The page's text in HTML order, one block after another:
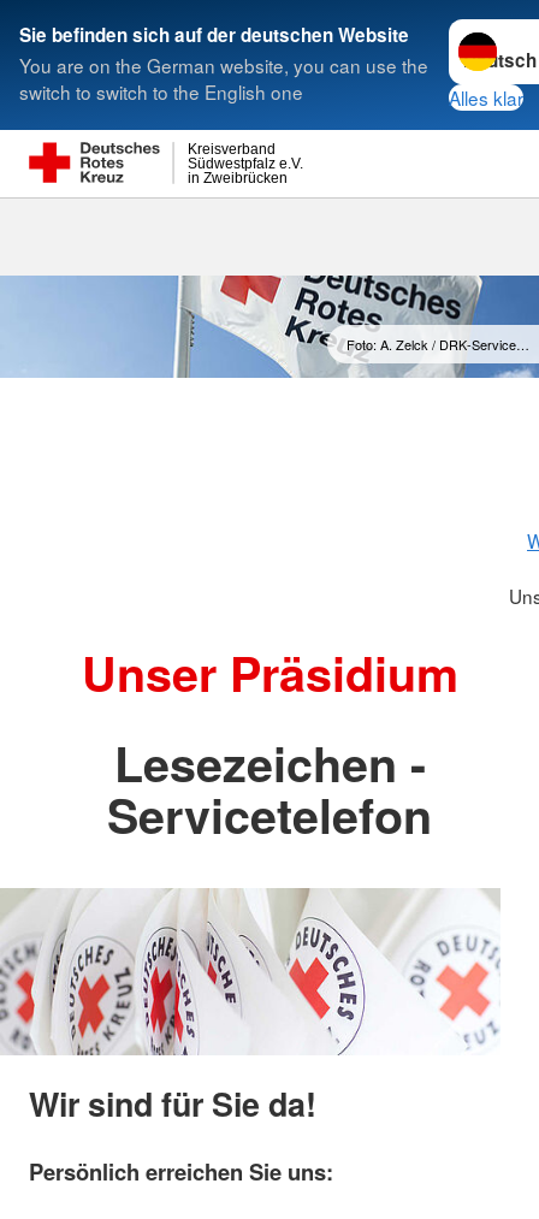
Sie befinden sich auf der deutschen Website
You are on the German website, you can use the
switch to switch to the English one
Sprache
Alles klar
in Zweibrücken
Südwestpfalz e.V.
Kreisverband
Suche
Foto: A. Zelck / DRK-Service…
Unser Präsidium
Lesezeichen -
Servicetelefon
Wir sind für Sie da!
Persönlich erreichen Sie uns: